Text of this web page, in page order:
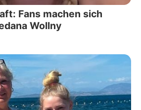
Fans machen sich
Wollny